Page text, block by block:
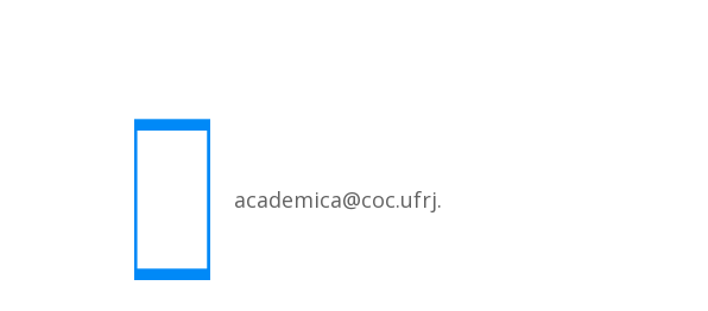
academica@coc.ufrj.br